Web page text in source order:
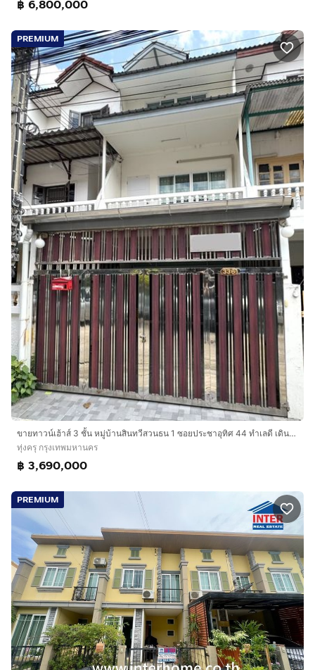
฿ 6,800,000
PREMIUM
ขายทาวน์เฮ้าส์ 3 ชั้น หมู่บ้านสินทวีสวนธน 1 ซอยประชาอุทิศ 44 ทำเลดี เดินทางสะดวก
ทุ่งครุ กรุงเทพมหานคร
฿ 3,690,000
PREMIUM